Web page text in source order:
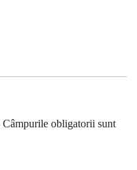
Câmpurile obligatorii sunt